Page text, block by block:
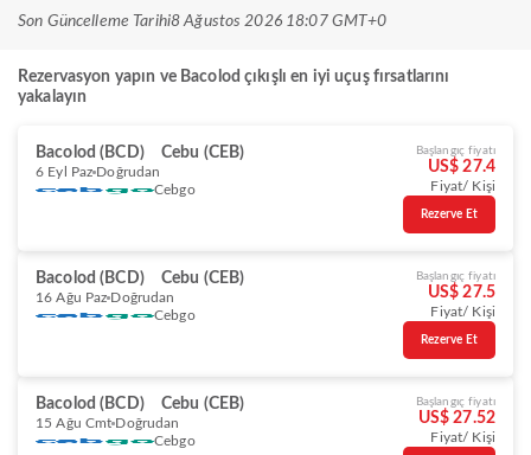
Son Güncelleme Tarihi8 Ağustos 2026 18:07 GMT+0
Rezervasyon yapın ve Bacolod çıkışlı en iyi uçuş fırsatlarını
yakalayın
Bacolod (BCD) Cebu (CEB)
6 Eyl Paz Doğrudan
Cebgo
Başlangıç fiyatı
US$ 27.4
Fiyat/ Kişi
Rezerve Et
Bacolod (BCD) Cebu (CEB)
16 Ağu Paz Doğrudan
Cebgo
Başlangıç fiyatı
US$ 27.5
Fiyat/ Kişi
Rezerve Et
Bacolod (BCD) Cebu (CEB)
15 Ağu Cmt Doğrudan
Cebgo
Başlangıç fiyatı
US$ 27.52
Fiyat/ Kişi